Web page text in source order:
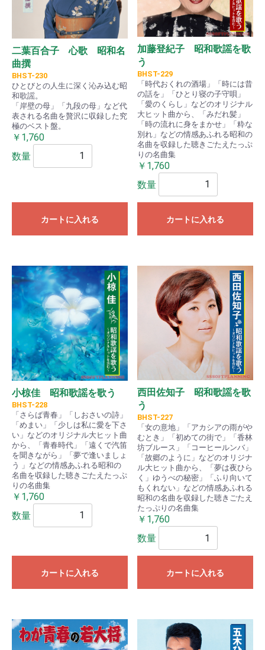
二葉百合子 心歌 昭和名
曲撰
BHST-230
ひとびとの人生に深く沁み込む昭
和歌謡。
「岸壁の母」「九段の母」など代
表される名曲を贅沢に収録した究
極のベスト盤。
￥1,760
数量
カートに入れる
加藤登紀子 昭和歌謡を歌
う
BHST-229
「時代おくれの酒場」「時には昔
の話を」「ひとり寝の子守唄」
「愛のくらし」などのオリジナル
大ヒット曲から、「みだれ髪」
「時の流れに身をまかせ」「粋な
別れ」などの情感あふれる昭和の
名曲を収録した聴きごたえたっぷ
りの名曲集
￥1,760
数量
カートに入れる
小椋佳 昭和歌謡を歌う
BHST-228
「さらば青春」「しおさいの詩」
「めまい」「少しは私に愛を下さ
い」などのオリジナル大ヒット曲
から、「青春時代」「遠くで汽笛
を聞きながら」「夢で逢いましょ
う 」などの情感あふれる昭和の
名曲を収録した聴きごたえたっぷ
りの名曲集
￥1,760
数量
カートに入れる
西田佐知子 昭和歌謡を歌
う
BHST-227
「女の意地」「アカシアの雨がや
むとき」「初めての街で」「香林
坊ブルース」「コーヒールンバ」
「故郷のように」などのオリジナ
ル大ヒット曲から、「夢は夜ひら
く」ゆうべの秘密」「ふり向いて
もくれない」などの情感あふれる
昭和の名曲を収録した聴きごたえ
たっぷりの名曲集
￥1,760
数量
カートに入れる